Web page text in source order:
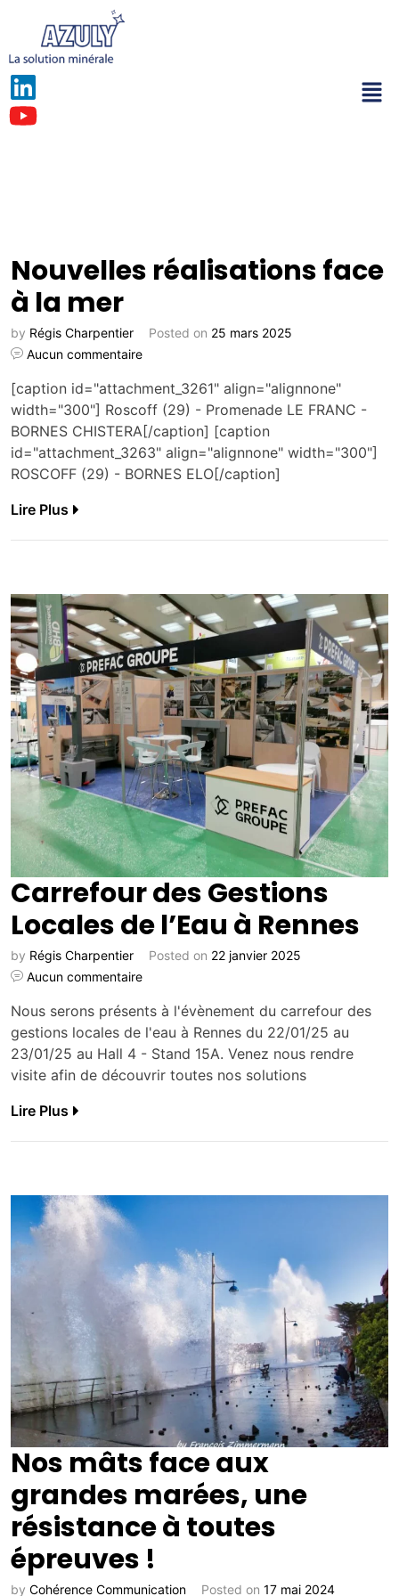
Nouvelles réalisations face
à la mer
by Régis Charpentier Posted on 25 mars 2025
Aucun commentaire
[caption id="attachment_3261" align="alignnone"
width="300"] Roscoff (29) - Promenade LE FRANC -
BORNES CHISTERA[/caption] [caption
id="attachment_3263" align="alignnone" width="300"]
ROSCOFF (29) - BORNES ELO[/caption]
Lire Plus
Carrefour des Gestions
Locales de l’Eau à Rennes
by Régis Charpentier Posted on 22 janvier 2025
Aucun commentaire
Nous serons présents à l'évènement du carrefour des
gestions locales de l'eau à Rennes du 22/01/25 au
23/01/25 au Hall 4 - Stand 15A. Venez nous rendre
visite afin de découvrir toutes nos solutions
Lire Plus
Nos mâts face aux
grandes marées, une
résistance à toutes
épreuves !
by Cohérence Communication Posted on 17 mai 2024